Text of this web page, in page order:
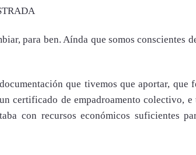
para ben. Aínda que somos conscientes
que tivemos que aportar,
certificado de empadroamento colectivo,
con recursos económicos suficientes